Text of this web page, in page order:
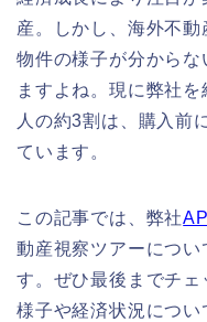
産。しかし、海外不
物件の様子が分から
ますよね。現に弊社を
人の約3割 は
、購入前
ています。
この記事では、 弊社
動産視察ツアーについ
す。ぜひ最後までチ
様子や経済状況につい